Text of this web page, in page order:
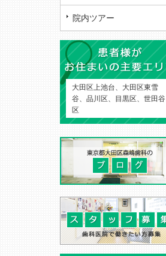
院内ツアー
大田区上池台、大田区東雪
谷、品川区、目黒区、世田谷
区